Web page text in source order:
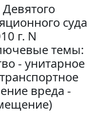
суда
г. N
темы:
- унитарное
вреда -